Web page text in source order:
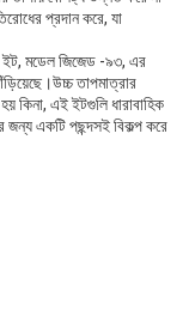
প্রদান করে, যা
ইট, মডেল জিজেড -৯৩, এর
তাপমাত্রার
কিনা, এই ইটগুলি ধারাবাহিক
জন্য একটি পছন্দসই বিকল্প করে